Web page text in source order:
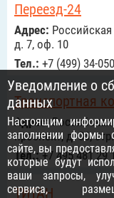
Переезд-24
Адрес:
д. 7, оф. 10
Тел.: +7 (499) 34-
Транспортная
Адрес:
проспект, д. 36,
Тел.:+7 495 481 29
ТИТАН
Уведомление о
данных
Настоящим
заполнении формы
сайте, вы
которые будут
ваши запросы,
сервиса,